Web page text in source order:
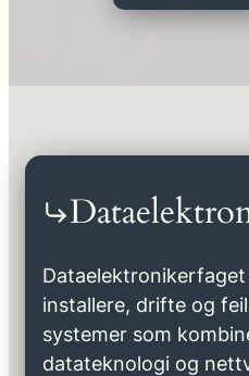
installere, drifte og
systemer som
datateknologi og